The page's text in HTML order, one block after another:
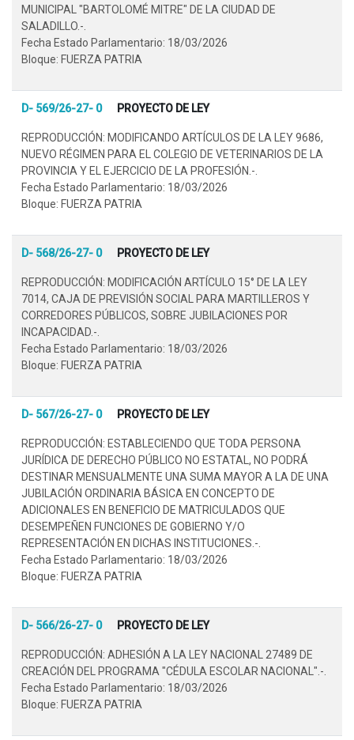
MUNICIPAL "BARTOLOMÉ MITRE" DE LA CIUDAD DE
SALADILLO.-.
Fecha Estado Parlamentario: 18/03/2026
Bloque: FUERZA PATRIA
D- 569/26-27- 0 PROYECTO DE LEY
REPRODUCCIÓN: MODIFICANDO ARTÍCULOS DE LA LEY 9686,
NUEVO RÉGIMEN PARA EL COLEGIO DE VETERINARIOS DE LA
PROVINCIA Y EL EJERCICIO DE LA PROFESIÓN.-.
Fecha Estado Parlamentario: 18/03/2026
Bloque: FUERZA PATRIA
D- 568/26-27- 0 PROYECTO DE LEY
REPRODUCCIÓN: MODIFICACIÓN ARTÍCULO 15° DE LA LEY
7014, CAJA DE PREVISIÓN SOCIAL PARA MARTILLEROS Y
CORREDORES PÚBLICOS, SOBRE JUBILACIONES POR
INCAPACIDAD.-.
Fecha Estado Parlamentario: 18/03/2026
Bloque: FUERZA PATRIA
D- 567/26-27- 0 PROYECTO DE LEY
REPRODUCCIÓN: ESTABLECIENDO QUE TODA PERSONA
JURÍDICA DE DERECHO PÚBLICO NO ESTATAL, NO PODRÁ
DESTINAR MENSUALMENTE UNA SUMA MAYOR A LA DE UNA
JUBILACIÓN ORDINARIA BÁSICA EN CONCEPTO DE
ADICIONALES EN BENEFICIO DE MATRICULADOS QUE
DESEMPEÑEN FUNCIONES DE GOBIERNO Y/O
REPRESENTACIÓN EN DICHAS INSTITUCIONES.-.
Fecha Estado Parlamentario: 18/03/2026
Bloque: FUERZA PATRIA
D- 566/26-27- 0 PROYECTO DE LEY
REPRODUCCIÓN: ADHESIÓN A LA LEY NACIONAL 27489 DE
CREACIÓN DEL PROGRAMA "CÉDULA ESCOLAR NACIONAL".-.
Fecha Estado Parlamentario: 18/03/2026
Bloque: FUERZA PATRIA